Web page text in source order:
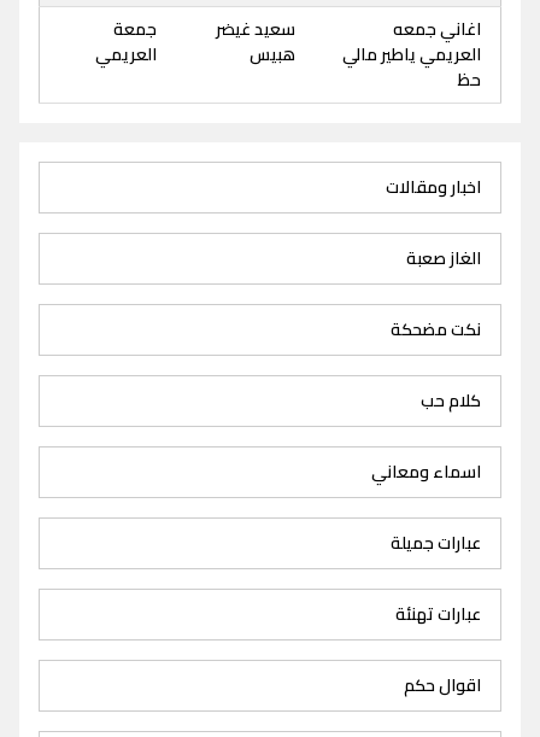
اغاني جمعه
العريمي ياطير مالي
حظ
سعيد غيضر
هبيس
جمعة
العريمي
اخبار ومقالات
الغاز صعبة
نكت مضحكة
كلام حب
اسماء ومعاني
عبارات جميلة
عبارات تهنئة
اقوال حكم